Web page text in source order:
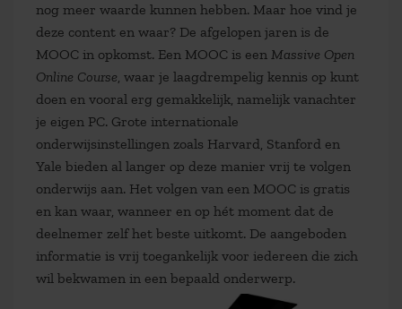
nog meer waarde kunnen hebben. Maar hoe vind je
deze content en waar? De afgelopen jaren is de
MOOC in opkomst. Een MOOC is een Massive Open
Online Course, waar je laagdrempelig kennis op kunt
doen en vooral erg gemakkelijk, namelijk vanachter
je eigen PC. Grote internationale
onderwijsinstellingen zoals Harvard, Stanford en
Yale bieden al langer op deze manier vrij te volgen
onderwijs aan. Het volgen van een MOOC is gratis
en kan waar, wanneer en op hét moment dat de
deelnemer zelf het beste uitkomt. De aangeboden
informatie is vrij toegankelijk voor iedereen die zich
wil bekwamen in een bepaald onderwerp.